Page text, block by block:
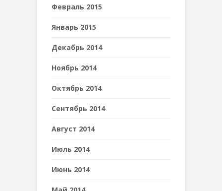
Февраль 2015
Январь 2015
Декабрь 2014
Ноябрь 2014
Октябрь 2014
Сентябрь 2014
Август 2014
Июль 2014
Июнь 2014